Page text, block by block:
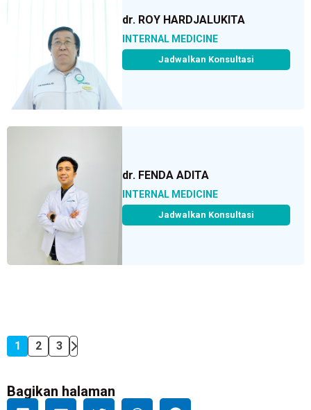
dr. ROY HARDJALUKITA
INTERNAL MEDICINE
Jadwalkan Konsultasi
dr. FENDA ADITA
INTERNAL MEDICINE
Jadwalkan Konsultasi
1 2 3
Bagikan halaman